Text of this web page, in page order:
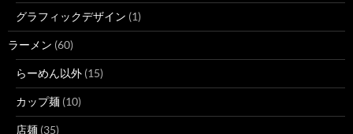
グラフィックデザイン (1)
ラーメン (60)
らーめん以外 (15)
カップ麺 (10)
店麺 (35)